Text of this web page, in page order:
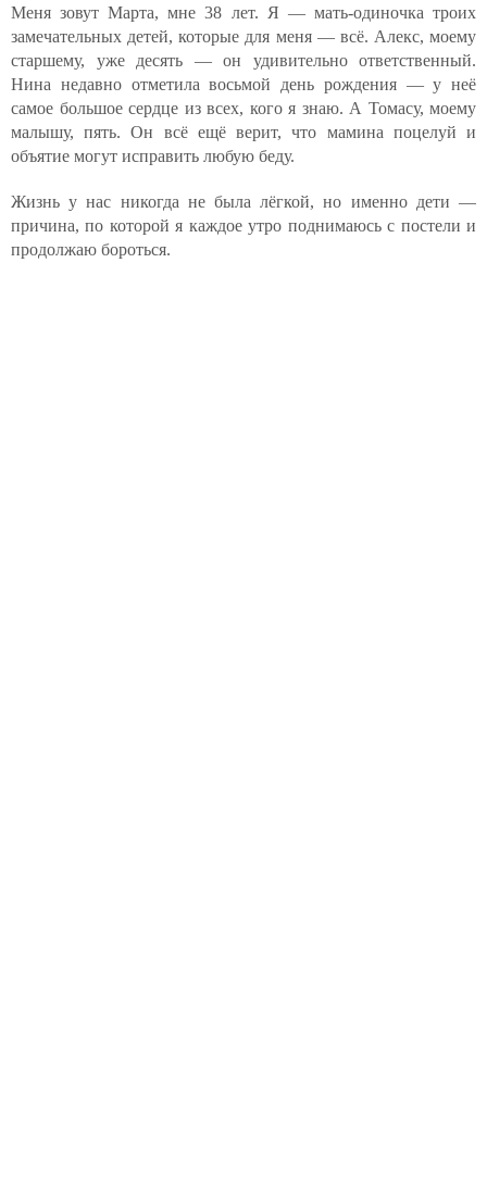
Меня зовут Марта, мне 38 лет. Я — мать-одиночка троих
замечательных детей, которые для меня — всё. Алекс, моему
старшему, уже десять — он удивительно ответственный.
Нина недавно отметила восьмой день рождения — у неё
самое большое сердце из всех, кого я знаю. А Томасу, моему
малышу, пять. Он всё ещё верит, что мамина поцелуй и
объятие могут исправить любую беду.
Жизнь у нас никогда не была лёгкой, но именно дети —
причина, по которой я каждое утро поднимаюсь с постели и
продолжаю бороться.